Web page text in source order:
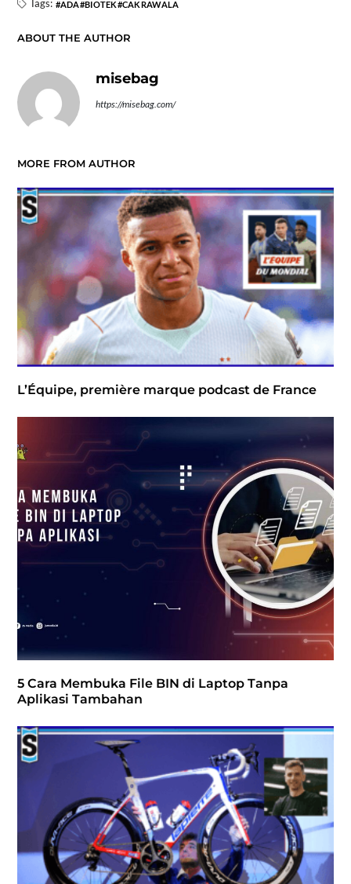
Tags: ADA BIOTEK CAKRAWALA
ABOUT THE AUTHOR
misebag
https://misebag.com/
MORE FROM AUTHOR
L’Équipe, première marque podcast de France
5 Cara Membuka File BIN di Laptop Tanpa
Aplikasi Tambahan